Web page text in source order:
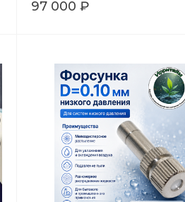
97 000 ₽